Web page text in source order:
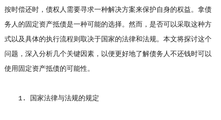
按时偿还时，债权人需要寻求一种解决方案来保护自身的权益。拿债
务人的固定资产抵债是一种可能的选择。然而，是否可以采取这种方
式以及具体的执行流程则取决于国家的法律和法规。本文将探讨这个
问题，深入分析几个关键因素，以便更好地了解债务人不还钱时可以
使用固定资产抵债的可能性。
1. 国家法律与法规的规定